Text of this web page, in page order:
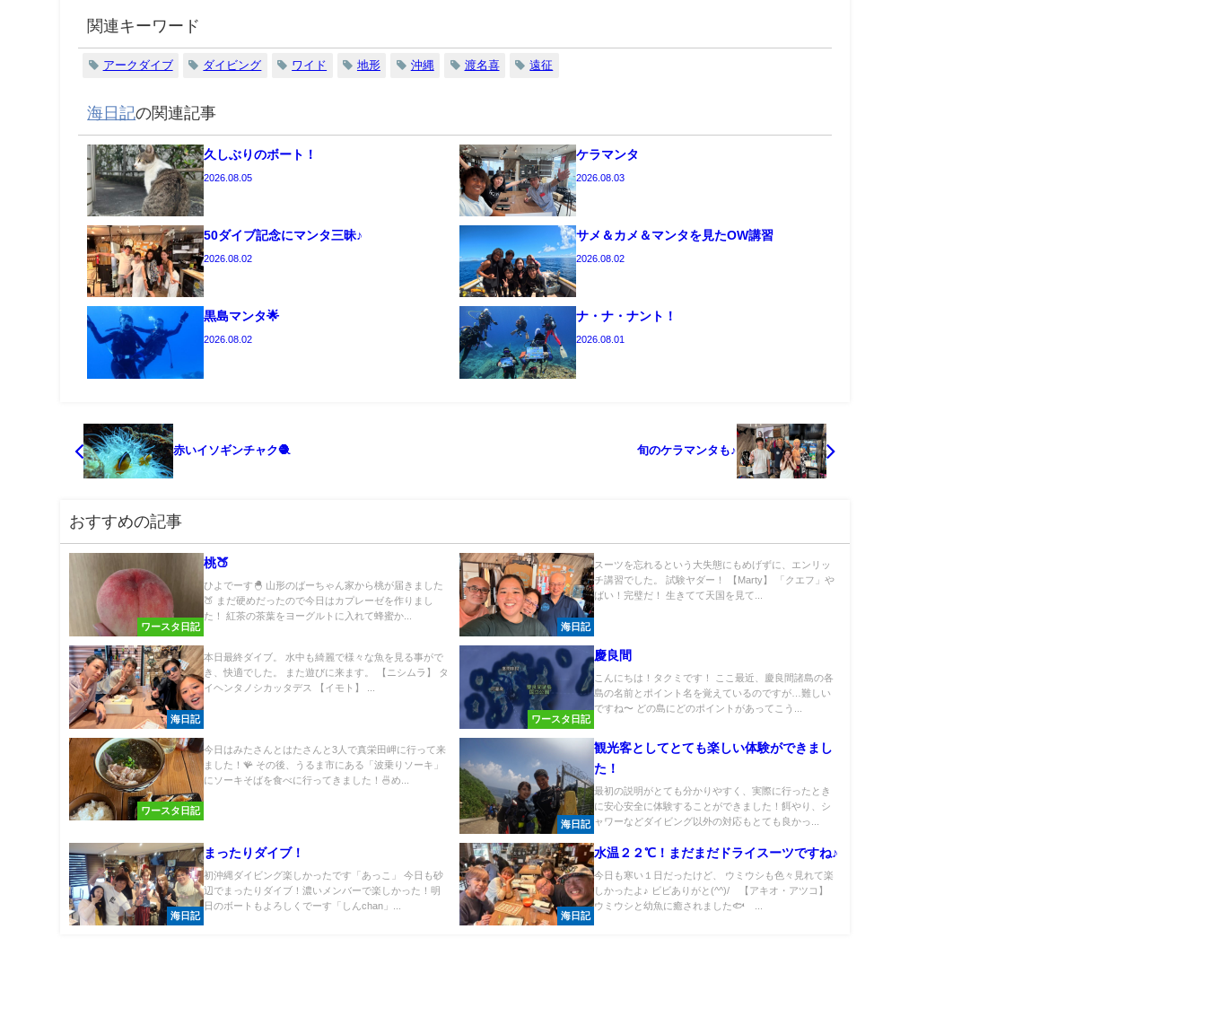
関連キーワード
アークダイブ ダイビング ワイド 地形 沖縄 渡名喜 遠征
海日記の関連記事
久しぶりのボート！
2026.08.05
ケラマンタ
2026.08.03
50ダイブ記念にマンタ三昧♪
2026.08.02
サメ＆カメ＆マンタを見たOW講習
2026.08.02
黒島マンタ🌟
2026.08.02
ナ・ナ・ナント！
2026.08.01
赤いイソギンチャク🧶 旬のケラマンタも♪
おすすめの記事
ワースタ日記
桃🍑
ひよでーす🐣 山形のばーちゃん家から桃が届きました
🍑 まだ硬めだったので今日はカプレーゼを作りまし
た！ 紅茶の茶葉をヨーグルトに入れて蜂蜜か...
海日記
スーツを忘れるという大失態にもめげずに、エンリッ
チ講習でした。 試験ヤダー！ 【Marty】 「クエフ」や
ばい！完璧だ！ 生きてて天国を見て...
海日記
本日最終ダイブ。 水中も綺麗で様々な魚を見る事がで
き、快適でした。 また遊びに来ます。 【ニシムラ】 タ
イヘンタノシカッタデス 【イモト】 ...
ワースタ日記
慶良間
こんにちは！タクミです！ ここ最近、慶良間諸島の各
島の名前とポイント名を覚えているのですが…難しい
ですね〜 どの島にどのポイントがあってこう...
ワースタ日記
今日はみたさんとはたさんと3人で真栄田岬に行って来
ました！🪸 その後、うるま市にある「波乗りソーキ」
にソーキそばを食べに行ってきました！🍜め...
海日記
観光客としてとても楽しい体験ができまし
た！
最初の説明がとても分かりやすく、実際に行ったとき
に安心安全に体験することができました！餌やり、シ
ャワーなどダイビング以外の対応もとても良かっ...
海日記
まったりダイブ！
初沖縄ダイビング楽しかったです「あっこ」 今日も砂
辺でまったりダイブ！濃いメンバーで楽しかった！明
日のボートもよろしくでーす「しんchan」...
海日記
水温２２℃！まだまだドライスーツですね♪
今日も寒い１日だったけど、 ウミウシも色々見れて楽
しかったよ♪ ビビありがと(^^)/ 【アキオ・アツコ】
ウミウシと幼魚に癒されました🐟 ...